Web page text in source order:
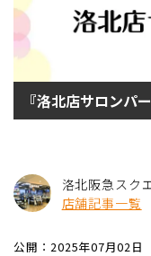
『洛北店サロンパ
洛北阪急スク
店舗記事一覧
公開：2025年07月02日